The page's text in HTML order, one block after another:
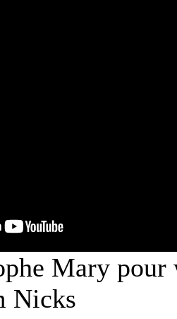
Mary
Nicks